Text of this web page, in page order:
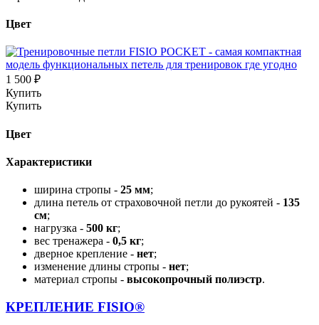
Цвет
1 500 ₽
Купить
Купить
Цвет
Характеристики
ширина стропы - 25 мм;
длина петель от страховочной петли до рукоятей - 135
см;
нагрузка - 500 кг;
вес тренажера - 0,5 кг;
дверное крепление - нет;
изменение длины стропы - нет;
материал стропы - высокопрочный полиэстр.
КРЕПЛЕНИЕ FISIO®